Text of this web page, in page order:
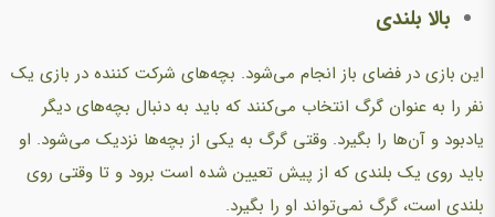
بالا بلندی
این بازی در فضای باز انجام می‌شود. بچه‌های شرکت کننده در بازی یک
نفر را به عنوان گرگ انتخاب می‌کنند که باید به دنبال بچه‌های دیگر
یادبود و آن‌ها را بگیرد. وقتی گرگ به یکی از بچه‌ها نزدیک می‌شود. او
باید روی یک بلندی که از پیش تعیین شده است برود و تا وقتی روی
بلندی است، گرگ نمی‌تواند او را بگیرد.